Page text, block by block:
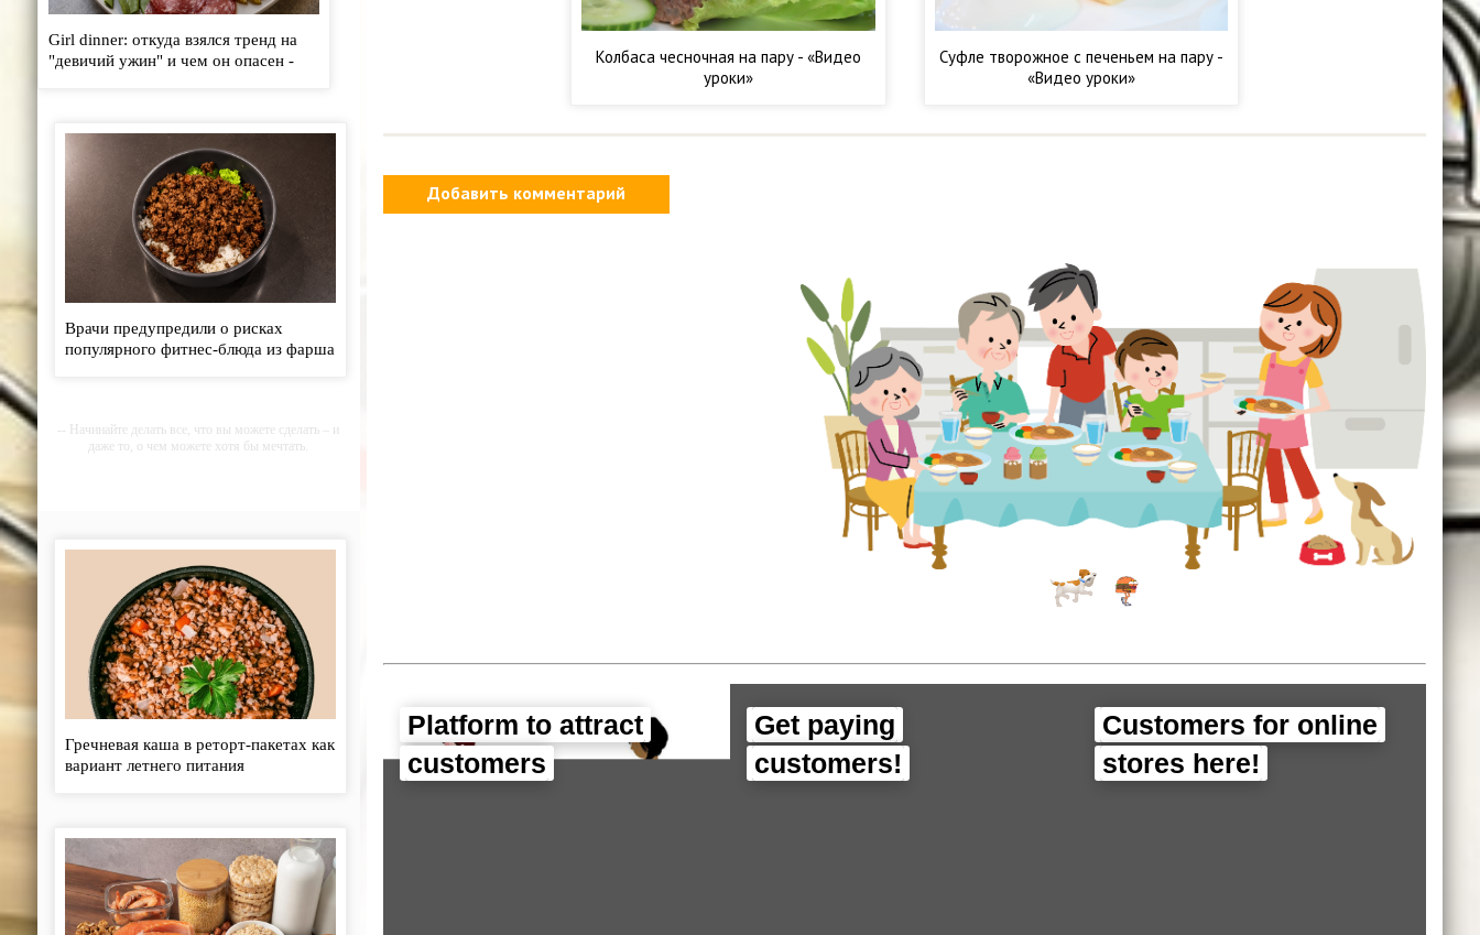
Girl dinner: откуда взялся тренд на
"девичий ужин" и чем он опасен -
Врачи предупредили о рисках
популярного фитнес-блюда из фарша
-- Начинайте делать все, что вы можете сделать – и
даже то, о чем можете хотя бы мечтать.
той жизнью, которую вы сами себе придумали.
-- Самое большое богатство — это ум. Самая
большая нищета — глупость. Из всех страхов самый
пугающий — самолюбование.
-- Лучшее, что можно сделать с хорошим советом,
это пропустить его мимо ушей. Он никогда не бывает
полезен никому, кроме того, кто его дал.
дают мне.
Гречневая каша в реторт-пакетах как
вариант летнего питания
Колбаса чесночная на пару - «Видео
уроки»
Суфле творожное с печеньем на пару -
«Видео уроки»
Добавить комментарий
Platform to attract
customers
Get paying
customers!
Customers for online
stores here!